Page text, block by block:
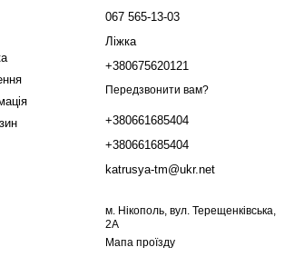
067 565-13-03
Ліжка
+380675620121
Передзвонити вам?
+380661685404
+380661685404
katrusya-tm@ukr.net
м. Нікополь, вул. Терещенківська,
2А
Мапа проїзду